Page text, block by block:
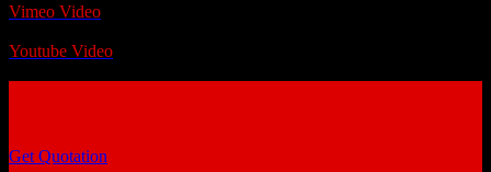
Vimeo Video
Youtube Video
Get Quotation